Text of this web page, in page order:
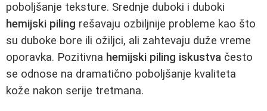
poboljšanje teksture. Srednje duboki i duboki
hemijski piling rešavaju ozbiljnije probleme kao što
su duboke bore ili ožiljci, ali zahtevaju duže vreme
oporavka. Pozitivna hemijski piling iskustva često
se odnose na dramatično poboljšanje kvaliteta
kože nakon serije tretmana.